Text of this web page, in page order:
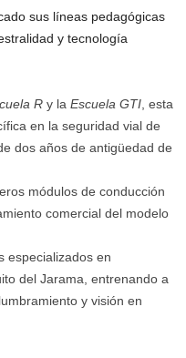
sus líneas pedagógicas
y tecnología
R y la Escuela GTI, esta
en la seguridad vial de
dos años de antigüedad de
módulos de conducción
comercial del modelo
especializados en
del Jarama, entrenando a
y visión en